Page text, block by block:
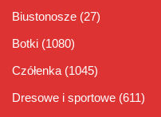
Biustonosze (27)
Botki (1080)
Czółenka (1045)
Dresowe i sportowe (611)